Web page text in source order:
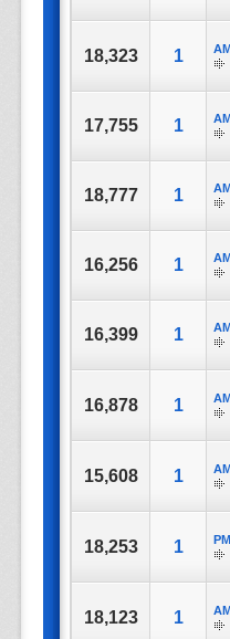
1
18,323
1
17,755
1
18,777
1
16,256
1
16,399
1
16,878
1
15,608
1
18,253
1
18,123